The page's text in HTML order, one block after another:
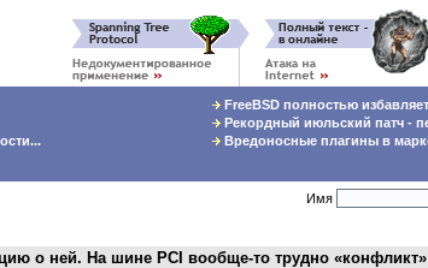
FreeBSD полностью
Рекордный июльский патч -
Вредоносные плагины в
Имя
о ней. На шине PCI вообще-то трудно